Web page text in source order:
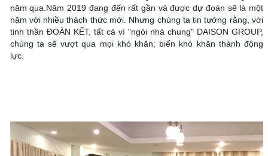
năm qua.Năm 2019 đang đến rất gần và được dự đoán sẽ là một
năm với nhiều thách thức mới. Nhưng chúng ta tin tưởng rằng, với
tinh thần ĐOÀN KẾT, tất cả vì "ngôi nhà chung" DAISON GROUP,
chúng ta sẽ vượt qua mọi khó khăn; biến khó khăn thành động
lực.